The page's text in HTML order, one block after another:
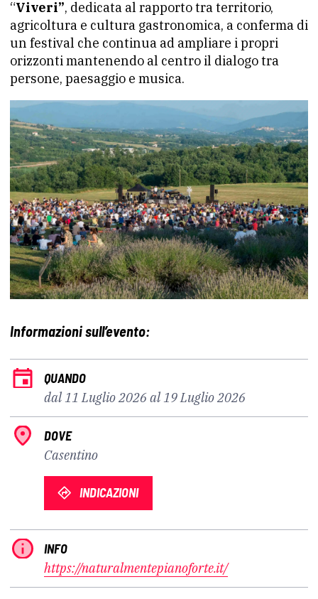
“Viveri”, dedicata al rapporto tra territorio,
agricoltura e cultura gastronomica, a conferma di
un festival che continua ad ampliare i propri
orizzonti mantenendo al centro il dialogo tra
persone, paesaggio e musica.
Informazioni sull’evento:
QUANDO
dal 11 Luglio 2026 al 19 Luglio 2026
DOVE
Casentino
INDICAZIONI
INFO
https://naturalmentepianoforte.it/